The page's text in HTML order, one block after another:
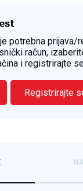
potrebna prijava/
račun,
i registrirajte
Registrirajte